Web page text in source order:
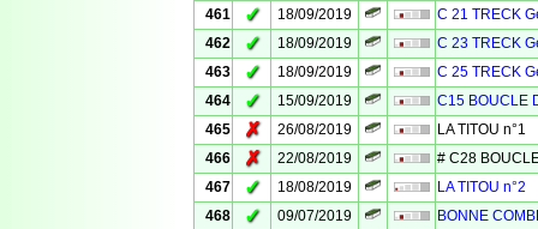
461
✓ 18/09/2019
C 21 TRECK
462
✓ 18/09/2019
C 23 TRECK
463
✓ 18/09/2019
C 25 TRECK
464
✓ 15/09/2019
C15 BOUCLE
465
✗ 26/08/2019
LA TITOU n°1
466
✗ 22/08/2019
# C28
467
✓ 18/08/2019
LA TITOU n°2
468
✓ 09/07/2019
BONNE